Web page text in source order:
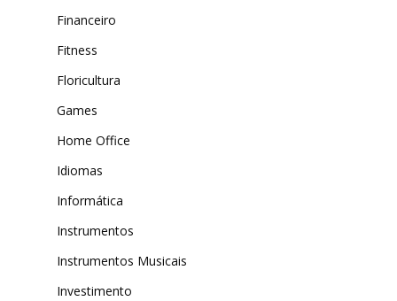
Financeiro
Fitness
Floricultura
Games
Home Office
Idiomas
Informática
Instrumentos
Instrumentos Musicais
Investimento